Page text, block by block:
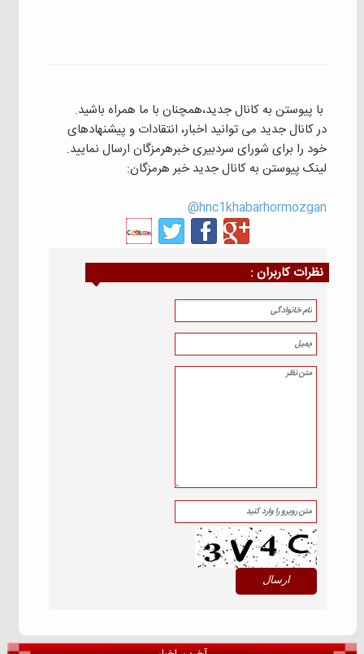
با پیوستن به کانال جدید،همچنان با ما همراه باشید.
در کانال جدید می توانید اخبار، انتقادات و پیشنهادهای
خود را برای شورای سردبیری خبرهرمزگان ارسال نمایید.
لینک پیوستن به کانال جدید خبر هرمزگان:
hnc1khabarhormozgan@
نظرات كاربران :